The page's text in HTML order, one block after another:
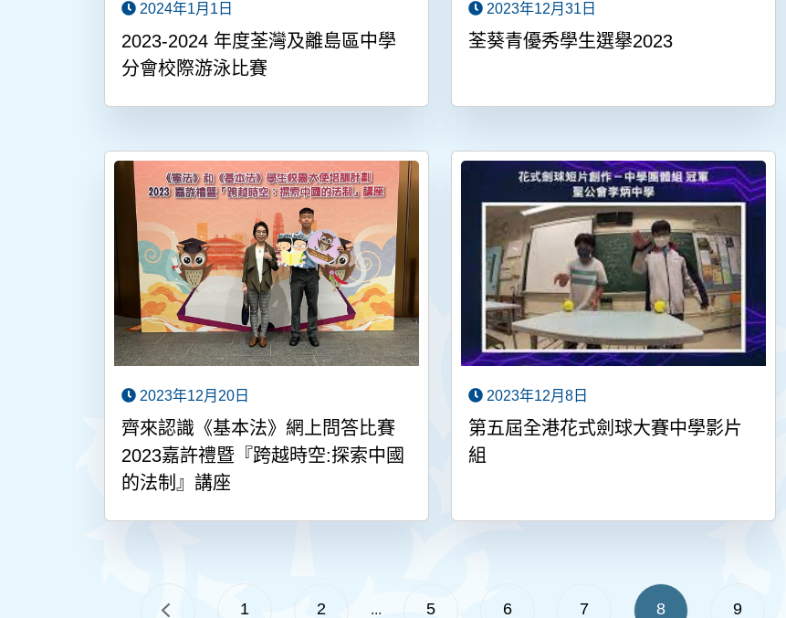
2024年1月1日
2023-2024 年度荃灣及離島區中學
分會校際游泳比賽
2023年12月31日
荃葵青優秀學生選擧2023
2023年12月20日
齊來認識《基本法》網上問答比賽
2023嘉許禮暨『跨越時空:探索中國
的法制』講座
2023年12月8日
第五屆全港花式劍球大賽中學影片
組
1 2 ... 5 6 7 8 9